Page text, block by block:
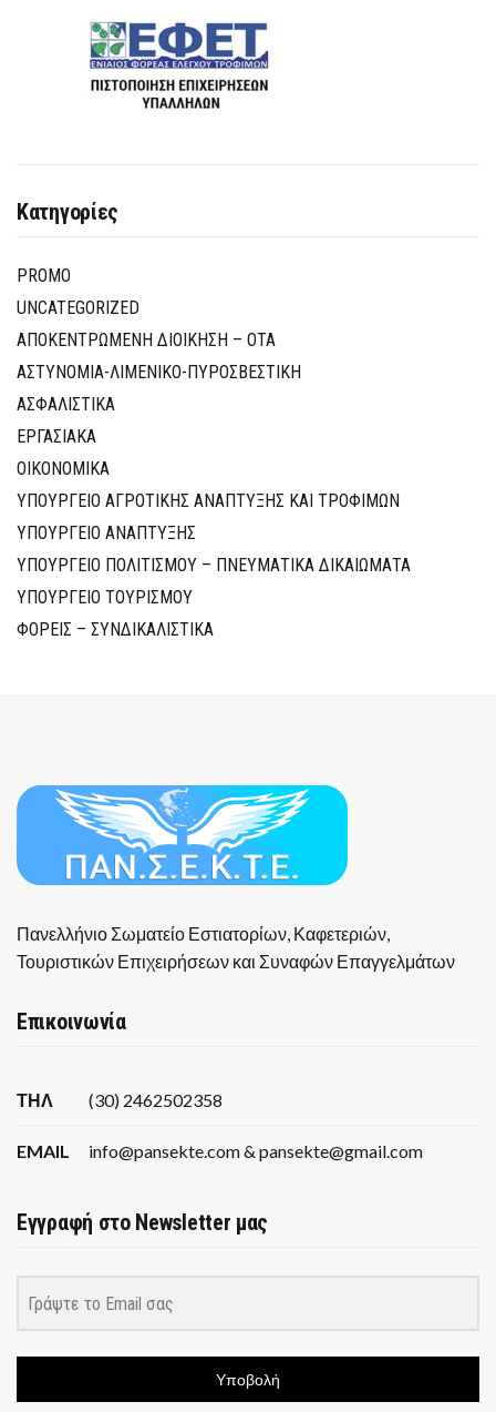
Κατηγορίες
PROMO
UNCATEGORIZED
ΑΠΟΚΕΝΤΡΩΜΕΝΗ ΔΙΟΙΚΗΣΗ – ΟΤΑ
ΑΣΤΥΝΟΜΙΑ-ΛΙΜΕΝΙΚΟ-ΠΥΡΟΣΒΕΣΤΙΚΗ
ΑΣΦΑΛΙΣΤΙΚΑ
ΕΡΓΑΣΙΑΚΑ
ΟΙΚΟΝΟΜΙΚΑ
ΥΠΟΥΡΓΕΙΟ ΑΓΡΟΤΙΚΗΣ ΑΝΑΠΤΥΞΗΣ ΚΑΙ ΤΡΟΦΙΜΩΝ
ΥΠΟΥΡΓΕΙΟ ΑΝΑΠΤΥΞΗΣ
ΥΠΟΥΡΓΕΙΟ ΠΟΛΙΤΙΣΜΟΥ – ΠΝΕΥΜΑΤΙΚΑ ΔΙΚΑΙΩΜΑΤΑ
ΥΠΟΥΡΓΕΙΟ ΤΟΥΡΙΣΜΟΥ
ΦΟΡΕΙΣ – ΣΥΝΔΙΚΑΛΙΣΤΙΚΑ
Πανελλήνιο Σωματείο Εστιατορίων, Καφετεριών,
Τουριστικών Επιχειρήσεων και Συναφών Επαγγελμάτων
Επικοινωνία
ΤΗΛ (30) 2462502358
EMAIL info@pansekte.com & pansekte@gmail.com
Εγγραφή στο Newsletter μας
Υποβολή